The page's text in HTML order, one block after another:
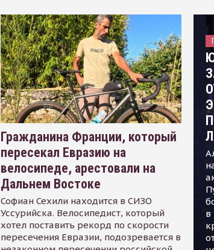
Гражданина Франции, который
пересекал Евразию на
велосипеде, арестовали на
Дальнем Востоке
Софиан Сехили находится в СИЗО
Уссурийска. Велосипедист, который
хотел поставить рекорд по скорости
пересечения Евразии, подозревается в
в